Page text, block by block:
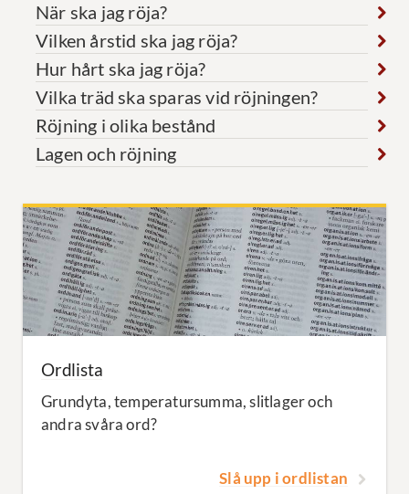
När ska jag röja?
Vilken årstid ska jag röja?
Hur hårt ska jag röja?
Vilka träd ska sparas vid röjningen?
Röjning i olika bestånd
Lagen och röjning
Ordlista
Grundyta, temperatursumma, slitlager och
andra svåra ord?
Slå upp i ordlistan